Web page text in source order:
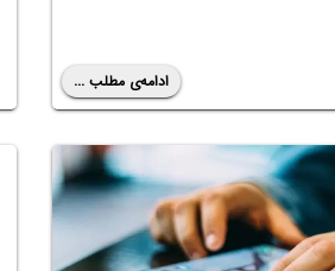
ادامه‌ی مطلب ...